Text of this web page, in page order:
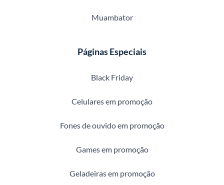
Muambator
Páginas Especiais
Black Friday
Celulares em promoção
Fones de ouvido em promoção
Games em promoção
Geladeiras em promoção